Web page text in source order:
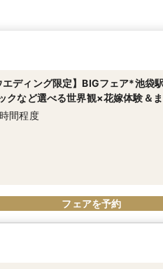
エディング限定】BIGフェア*池
クなど選べる世界観×花嫁体験＆
間程度
フェアを予約